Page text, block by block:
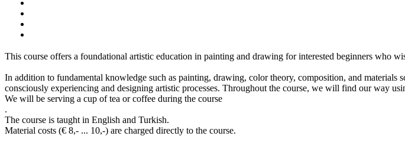
This course offers a foundational artistic education in painting and drawing for interested beginners who
In addition to fundamental knowledge such as painting, drawing, color theory, composition, and
consciously experiencing and designing artistic processes. Throughout the course, we will find our way
We will be serving a cup of tea or coffee during the course
.
The course is taught in English and Turkish.
Material costs (€ 8,- ... 10,-) are charged directly to the course.